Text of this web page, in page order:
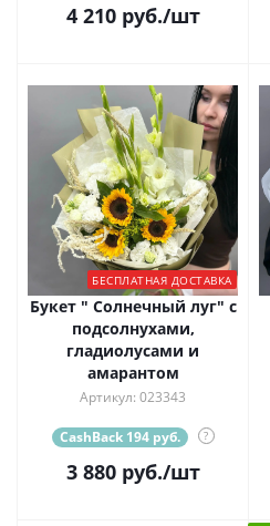
4 210руб./шт
БЕСПЛАТНАЯ ДОСТАВКА
Букет " Солнечный луг" с
подсолнухами,
гладиолусами и
амарантом
Артикул: 023343
CashBack 194 руб. ?
3 880руб./шт